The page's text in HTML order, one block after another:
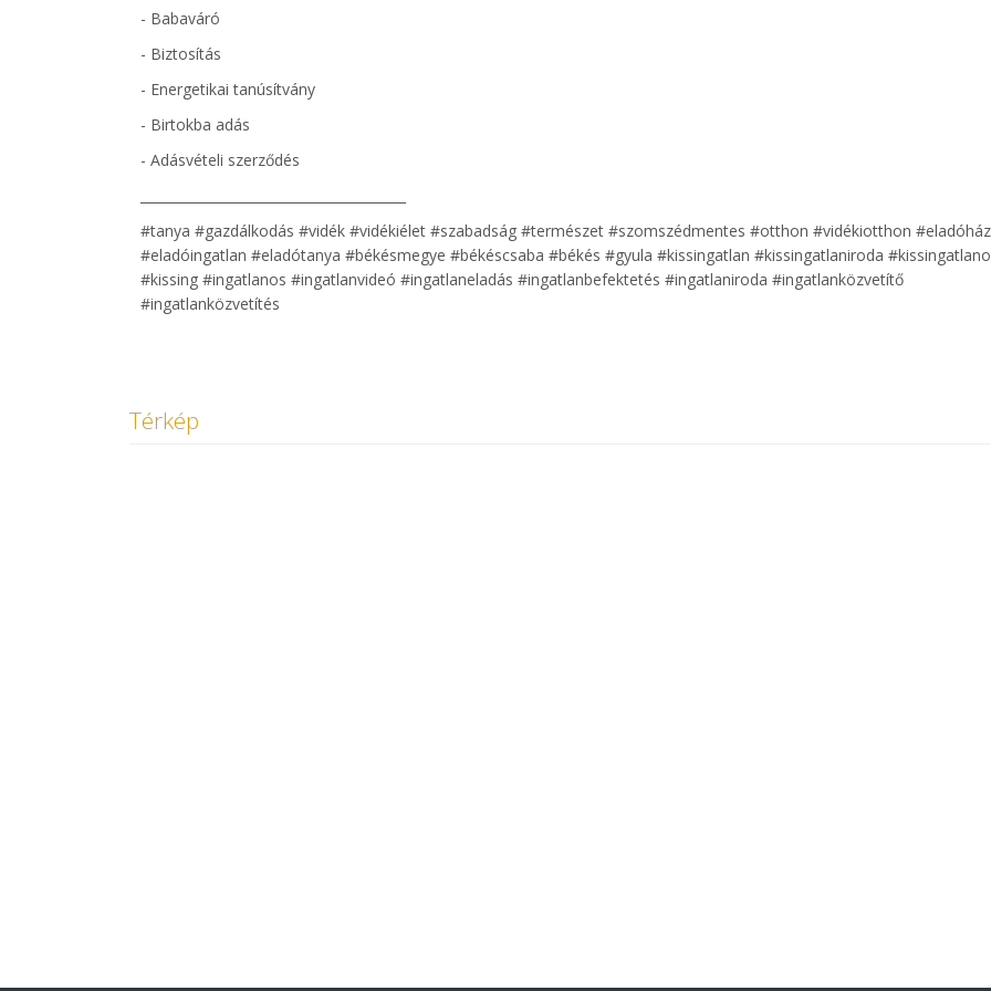
- Babaváró
- Biztosítás
- Energetikai tanúsítvány
- Birtokba adás
- Adásvételi szerződés
#tanya #gazdálkodás #vidék #vidékiélet #szabadság #természet #szomszédmentes #otthon #vidékiotthon #eladóház
#eladóingatlan #eladótanya #békésmegye #békéscsaba #békés #gyula #kissingatlan #kissingatlaniroda
#kissing #ingatlanos #ingatlanvideó #ingatlaneladás #ingatlanbefektetés #ingatlaniroda #ingatlanközvetítő
#ingatlanközvetítés
Térkép